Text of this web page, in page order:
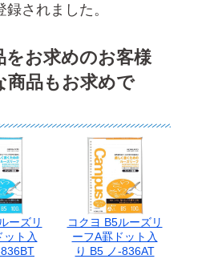
録されました。
をお求めのお客様
商品もお求めで
ーズリ
ット入
コクヨ B5ルーズリ
ーフA罫ドット入
り B5 ノ-836AT